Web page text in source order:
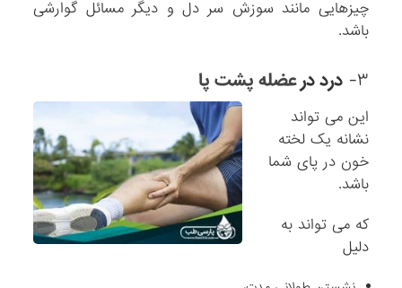
چیزهایی مانند سوزش سر دل و دیگر مسائل گوارشی
باشد.
۳- درد درعضله پشت پا
این می تواند
نشانه یک لخته
خون در پای شما
باشد.
که می تواند به
دلیل